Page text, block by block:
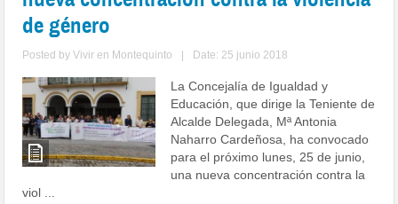
de género
Posted byVivir en Montequinto Date: 25 junio 2018
La Concejalía de Igualdad y
Educación, que dirige la Teniente de
Alcalde Delegada, Mª Antonia
Naharro Cardeñosa, ha convocado
para el próximo lunes, 25 de junio,
una nueva concentración contra la
viol ...